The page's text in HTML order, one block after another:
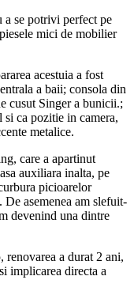
se potrivi perfect pe
mici de mobilier
acestuia a fost
a baii; consola din
cusut Singer a bunicii.;
si ca pozitie in camera,
metalice.
care a apartinut
auxiliara inalta, pe
picioarelor
asemenea am slefuit-
devenind una dintre
a durat 2 ani,
implicarea directa a